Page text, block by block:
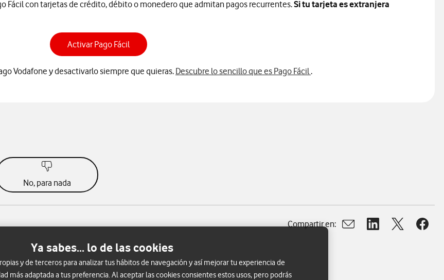
Fácil con tarjetas de crédito, débito o monedero que admitan pagos recurrentes.Si tu tarjeta es extranjera
Activar Pago Fácil
Vodafone y desactivarlo siempre que quieras. Descubre lo sencillo que es Pago Fácil.
No, para nada
Compartir en:
Abrir ventana para
Abrir ventana para
Abrir Abrir
Ya sabes... lo de las cookies
y de terceros para analizar tus hábitos de navegación y así mejorar tu experiencia de
más adaptada a tus preferencia. Al aceptar las cookies consientes estos usos, pero podrás